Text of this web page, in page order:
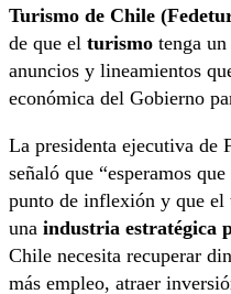
Turismo de Chile
de que el turismo tenga
anuncios y lineamientos
económica del Gobierno
La presidenta ejecutiva de
señaló que “esperamos
punto de inflexión y que el
una industria estratégica
Chile necesita recuperar
más empleo, atraer